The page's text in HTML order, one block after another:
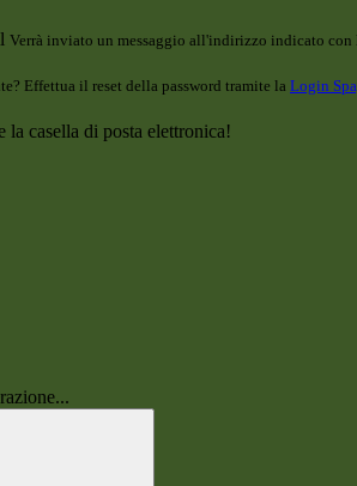
Verrà inviato un messaggio all'indirizzo indicato con
Effettua il reset della password tramite la Login
casella di posta elettronica!